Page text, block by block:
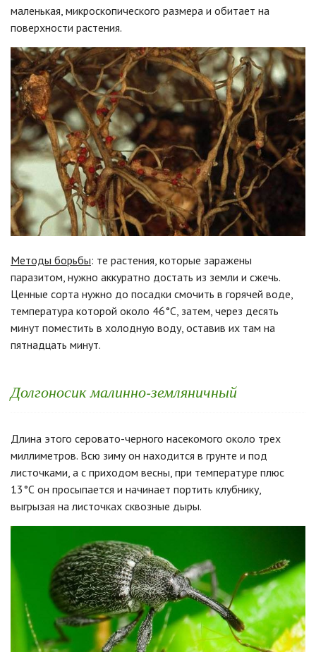
маленькая, микроскопического размера и обитает на
поверхности растения.
Методы борьбы: те растения, которые заражены
паразитом, нужно аккуратно достать из земли и сжечь.
Ценные сорта нужно до посадки смочить в горячей воде,
температура которой около 46°С, затем, через десять
минут поместить в холодную воду, оставив их там на
пятнадцать минут.
Долгоносик малинно-земляничный
Длина этого серовато-черного насекомого около трех
миллиметров. Всю зиму он находится в грунте и под
листочками, а с приходом весны, при температуре плюс
13°С он просыпается и начинает портить клубнику,
выгрызая на листочках сквозные дыры.